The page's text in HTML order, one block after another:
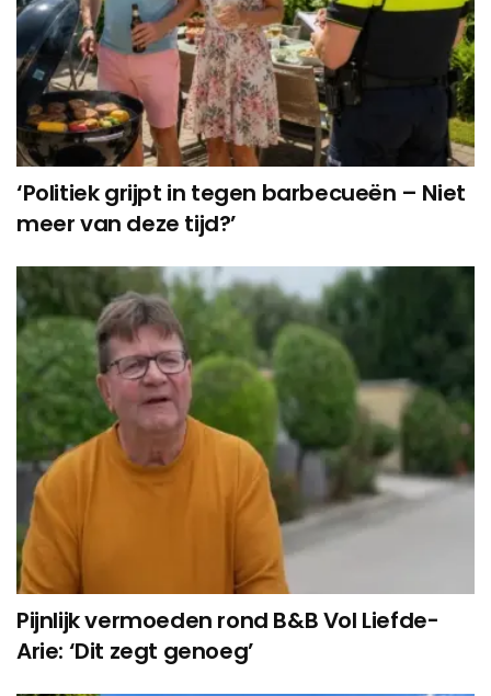
‘Politiek grijpt in tegen barbecueën – Niet
meer van deze tijd?’
Pijnlijk vermoeden rond B&B Vol Liefde-
Arie: ‘Dit zegt genoeg’